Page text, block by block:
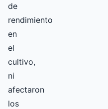
de
rendimiento
en
el
cultivo,
ni
afectaron
los